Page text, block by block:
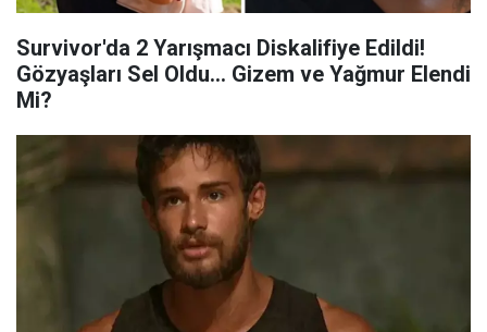
Survivor'da 2 Yarışmacı Diskalifiye Edildi!
Gözyaşları Sel Oldu... Gizem ve Yağmur Elendi
Mi?